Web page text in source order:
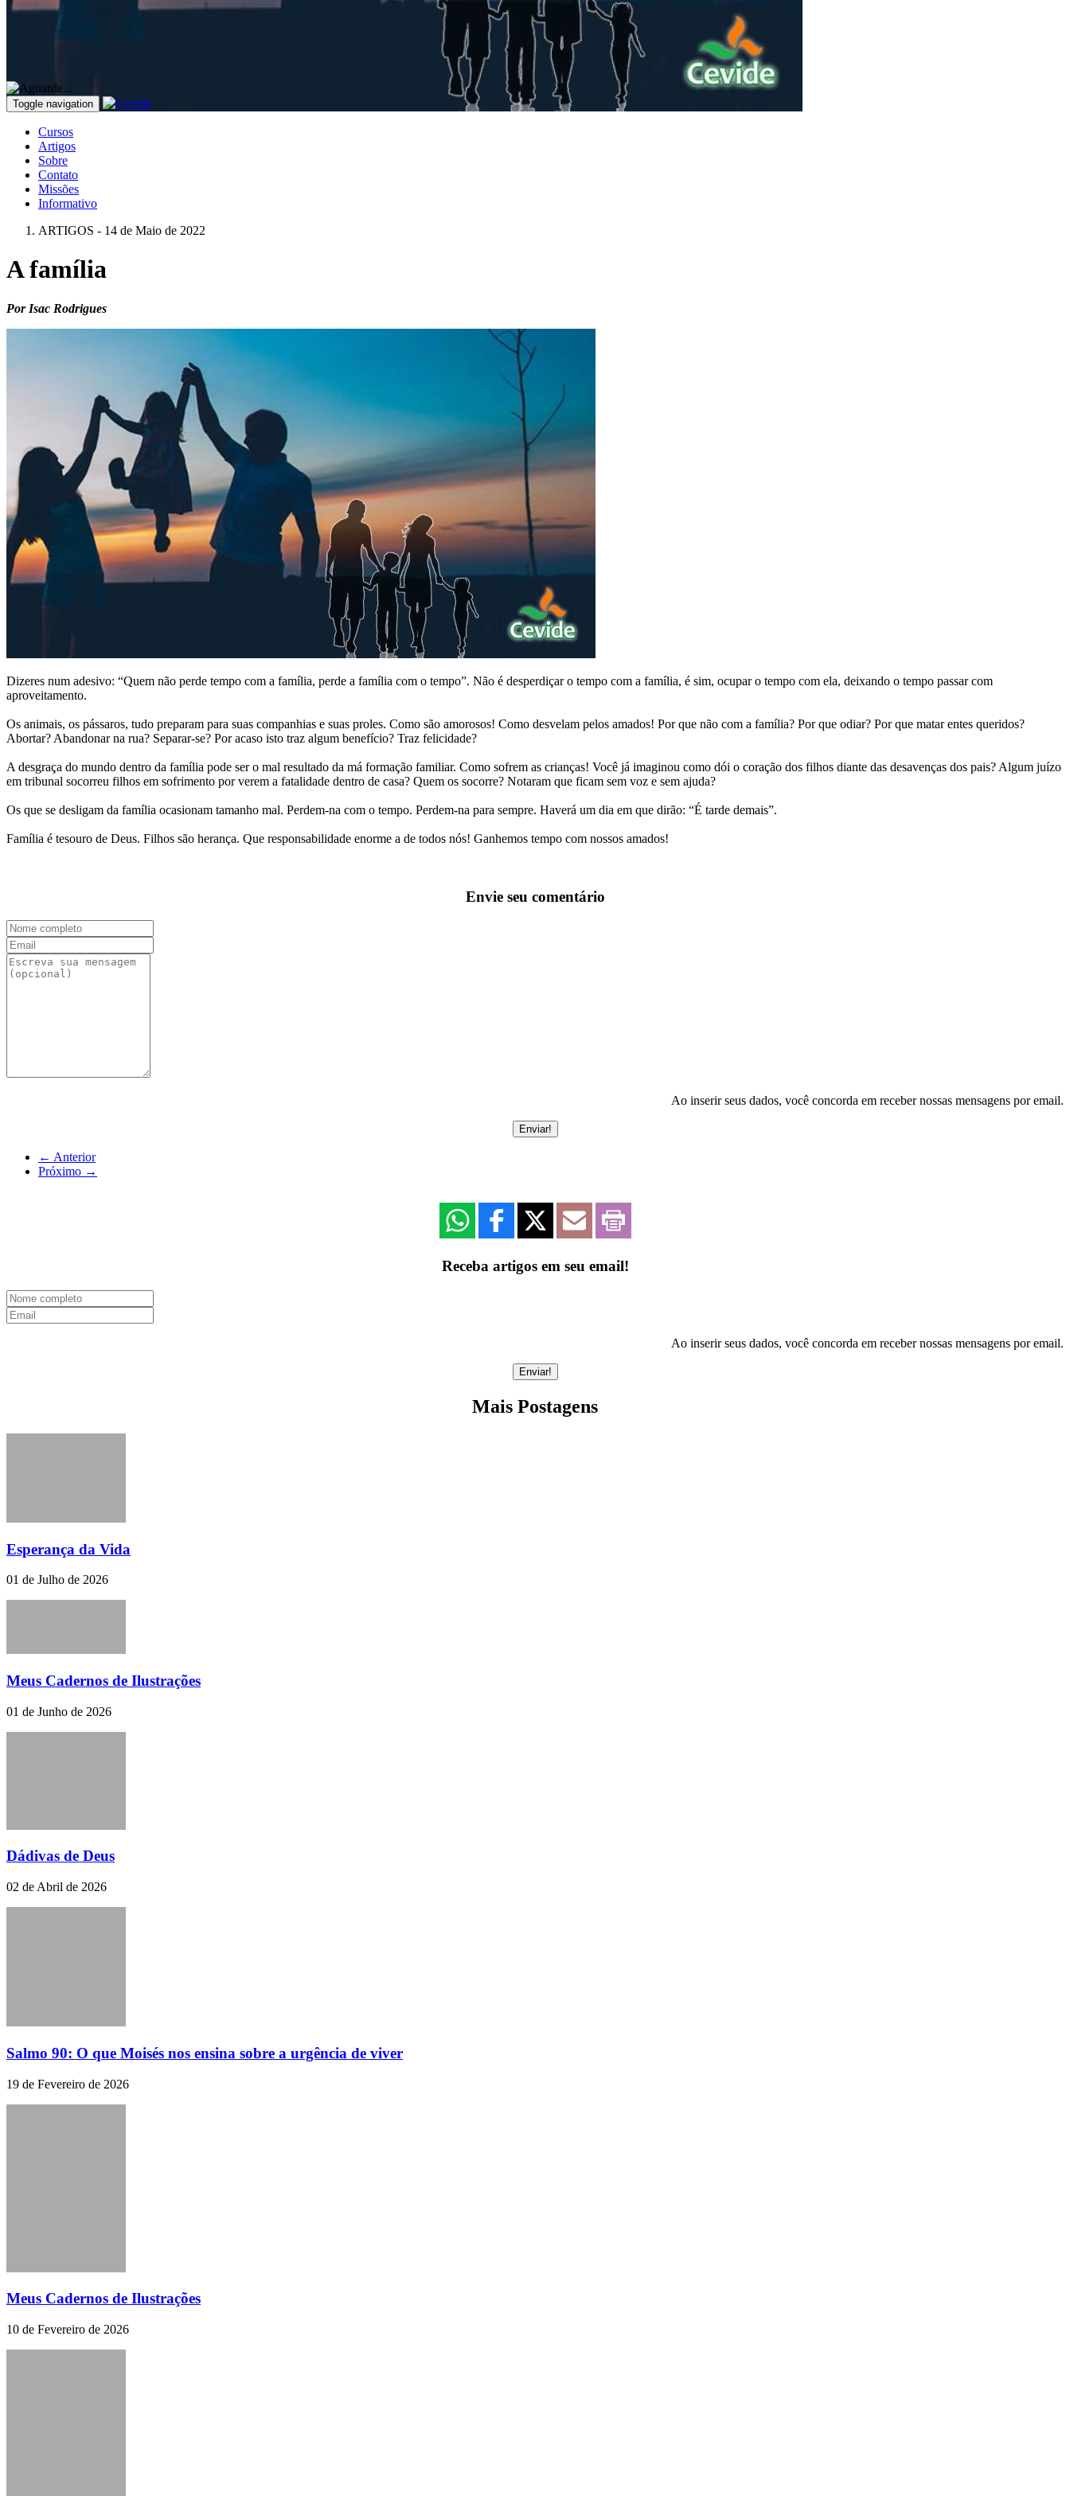
Toggle navigation
Cursos
Artigos
Sobre
Contato
Missões
Informativo
ARTIGOS - 14 de Maio de 2022
A família
Por Isac Rodrigues
Dizeres num adesivo: “Quem não perde tempo com a família, perde a família com o tempo”. Não é desperdiçar o tempo com a família, é sim, ocupar o tempo com ela, deixando o tempo passar com
aproveitamento.
Os animais, os pássaros, tudo preparam para suas companhias e suas proles. Como são amorosos! Como desvelam pelos amados! Por que não com a família? Por que odiar? Por que matar entes queridos?
Abortar? Abandonar na rua? Separar-se? Por acaso isto traz algum benefício? Traz felicidade?
A desgraça do mundo dentro da família pode ser o mal resultado da má formação familiar. Como sofrem as crianças! Você já imaginou como dói o coração dos filhos diante das desavenças dos pais? Algum juízo
em tribunal socorreu filhos em sofrimento por verem a fatalidade dentro de casa? Quem os socorre? Notaram que ficam sem voz e sem ajuda?
Os que se desligam da família ocasionam tamanho mal. Perdem-na com o tempo. Perdem-na para sempre. Haverá um dia em que dirão: “É tarde demais”.
Família é tesouro de Deus. Filhos são herança. Que responsabilidade enorme a de todos nós! Ganhemos tempo com nossos amados!
Envie seu comentário
Ao inserir seus dados, você concorda em receber nossas mensagens por email.
← Anterior
Próximo →
Receba artigos em seu email!
Ao inserir seus dados, você concorda em receber nossas mensagens por email.
Mais Postagens
Esperança da Vida
01 de Julho de 2026
Meus Cadernos de Ilustrações
01 de Junho de 2026
Dádivas de Deus
02 de Abril de 2026
Salmo 90: O que Moisés nos ensina sobre a urgência de viver
19 de Fevereiro de 2026
Meus Cadernos de Ilustrações
10 de Fevereiro de 2026